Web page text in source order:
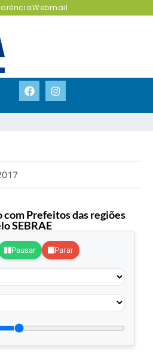
Webmail
Prefeitos das regiões
SEBRAE
Pausar Parar